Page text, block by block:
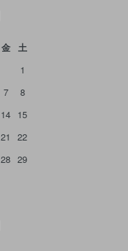
金
土
1
7
8
14 15
21
22
28 29